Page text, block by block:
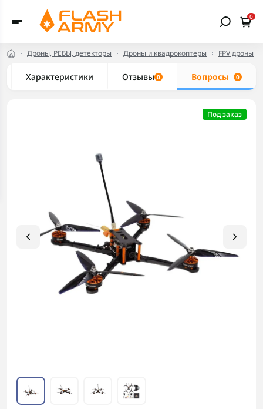
0
Дроны, РЕБЫ, детекторы Дроны и квадрокоптеры FPV дроны
Характеристики Отзывы 0 Вопросы 0
Под заказ